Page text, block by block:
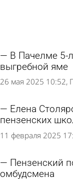
В Пачелме 5-
выгребной яме
26 мая 2025 10:52
Елена
пензенских
11 февраля 2025
Пензенский
омбудсмена